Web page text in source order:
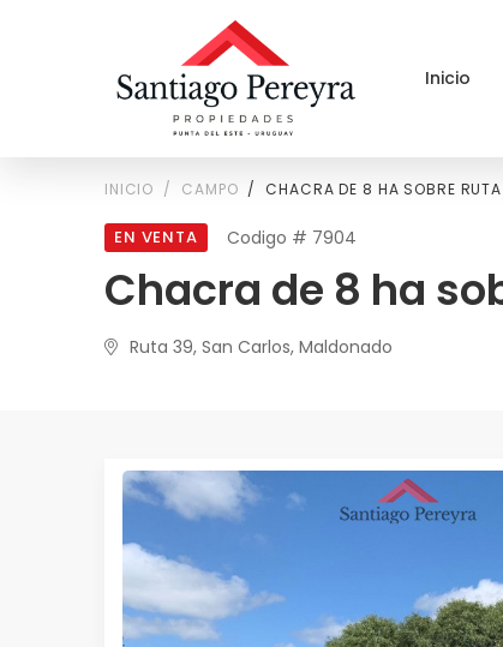
Inicio
INICIO CAMPO CHACRA DE 8 HA SOBRE
EN VENTA Codigo # 7904
Chacra de 8 ha
Ruta 39, San Carlos, Maldonado